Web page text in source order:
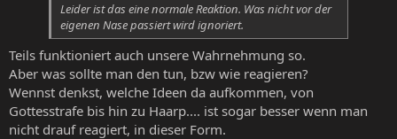
Leider ist das eine normale Reaktion. Was nicht vor der
eigenen Nase passiert wird ignoriert.
Teils funktioniert auch unsere Wahrnehmung so.
Aber was sollte man den tun, bzw wie reagieren?
Wennst denkst, welche Ideen da aufkommen, von
Gottesstrafe bis hin zu Haarp.... ist sogar besser wenn man
nicht drauf reagiert, in dieser Form.